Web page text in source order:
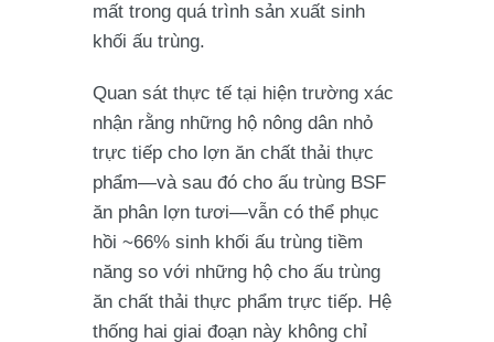
mất trong quá trình sản xuất sinh
khối ấu trùng.
Quan sát thực tế tại hiện trường xác
nhận rằng những hộ nông dân nhỏ
trực tiếp cho lợn ăn chất thải thực
phẩm—và sau đó cho ấu trùng BSF
ăn phân lợn tươi—vẫn có thể phục
hồi ~66% sinh khối ấu trùng tiềm
năng so với những hộ cho ấu trùng
ăn chất thải thực phẩm trực tiếp. Hệ
thống hai giai đoạn này không chỉ